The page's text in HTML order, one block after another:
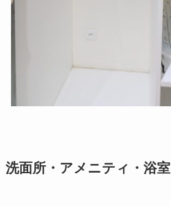
洗面所・アメニティ・浴室